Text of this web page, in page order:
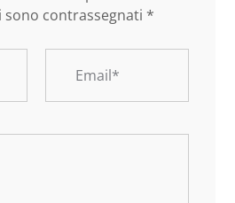
contrassegnati *